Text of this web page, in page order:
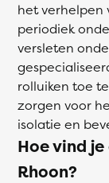
het verhelpen
periodiek
versleten
rolluiken toe
zorgen voor
isolatie en
Hoe vind
Rhoon?